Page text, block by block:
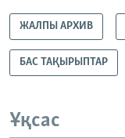
ЖАЛПЫ АРХИВ
БАС ТАҚЫРЫПТАР
Ұқсас